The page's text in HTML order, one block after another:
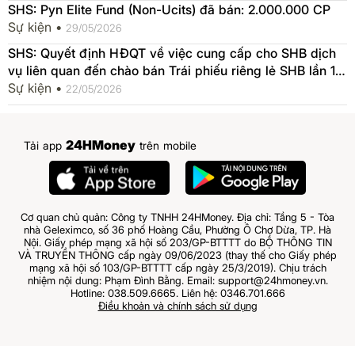
SHS: Pyn Elite Fund (Non-Ucits) đã bán: 2.000.000 CP
Sự kiện • 29/05/2026
SHS: Quyết định HĐQT về việc cung cấp cho SHB dịch
vụ liên quan đến chào bán Trái phiếu riêng lẻ SHB lần 1
năm 2026
Sự kiện • 22/05/2026
Tải app 24HMoney trên mobile
Cơ quan chủ quản: Công ty TNHH 24HMoney. Địa chỉ: Tầng 5 - Tòa
nhà Geleximco, số 36 phố Hoàng Cầu, Phường Ô Chợ Dừa, TP. Hà
Nội. Giấy phép mạng xã hội số 203/GP-BTTTT do BỘ THÔNG TIN
VÀ TRUYỀN THÔNG cấp ngày 09/06/2023 (thay thế cho Giấy phép
mạng xã hội số 103/GP-BTTTT cấp ngày 25/3/2019). Chịu trách
nhiệm nội dung: Phạm Đình Bằng. Email: support@24hmoney.vn.
Hotline: 038.509.6665. Liên hệ: 0346.701.666
Điều khoản và chính sách sử dụng